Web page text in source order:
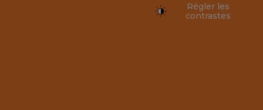
Régler les
contrastes